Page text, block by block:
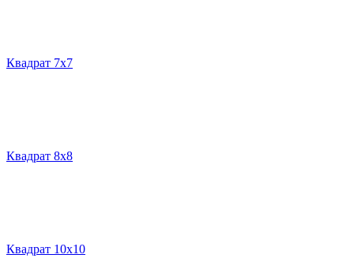
Квадрат 7х7
Квадрат 8х8
Квадрат 10х10